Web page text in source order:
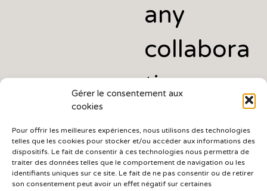
Gérer le consentement aux
cookies
Pour offrir les meilleures expériences, nous utilisons des technologies
telles que les cookies pour stocker et/ou accéder aux informations des
dispositifs. Le fait de consentir à ces technologies nous permettra de
traiter des données telles que le comportement de navigation ou les
identifiants uniques sur ce site. Le fait de ne pas consentir ou de retirer
son consentement peut avoir un effet négatif sur certaines
any
collabora
tions.
JUST DROP ME
A LINE
contact@idylle-